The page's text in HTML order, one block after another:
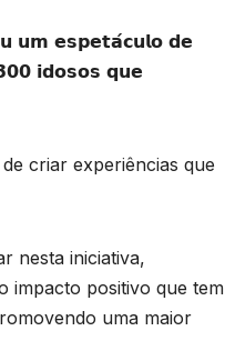
𝘂𝗺 𝗲𝘀𝗽𝗲𝘁𝗮́𝗰𝘂𝗹𝗼 𝗱𝗲
𝗶𝗱𝗼𝘀𝗼𝘀 𝗾𝘂𝗲
criar experiências que
nesta iniciativa,
impacto positivo que tem
uma maior